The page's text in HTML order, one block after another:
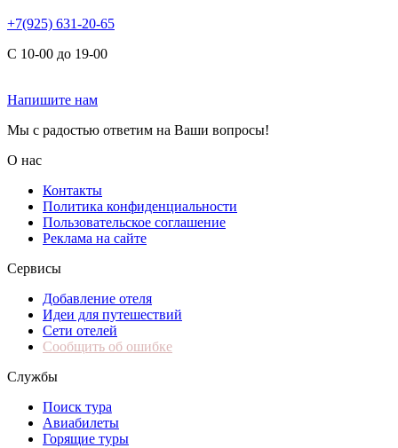
+7(925) 631-20-65
С 10-00 до 19-00
Напишите нам
Мы с радостью ответим на Ваши вопросы!
О нас
Контакты
Политика конфиденциальности
Пользовательское соглашение
Реклама на сайте
Сервисы
Добавление отеля
Идеи для путешествий
Сети отелей
Сообщить об ошибке
Службы
Поиск тура
Авиабилеты
Горящие туры